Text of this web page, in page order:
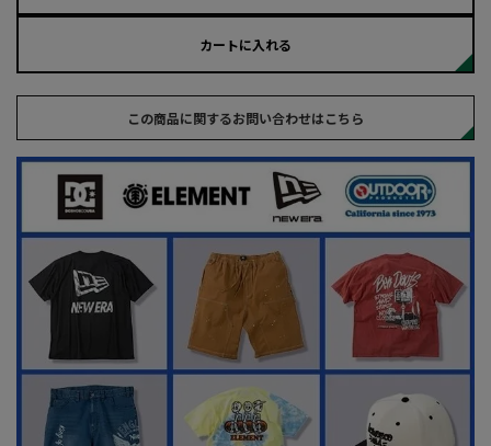
カートに入れる
この商品に関するお問い合わせはこちら